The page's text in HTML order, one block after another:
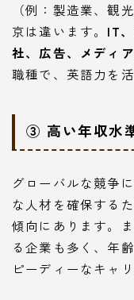
（例：製造業、観
京は違います。 IT
社、広告、メディ
職種で、英語力を
③ 高い年収水
グローバルな競争
な人材を確保する
傾向にあります。
る企業も多く、年
ピーディーなキャ